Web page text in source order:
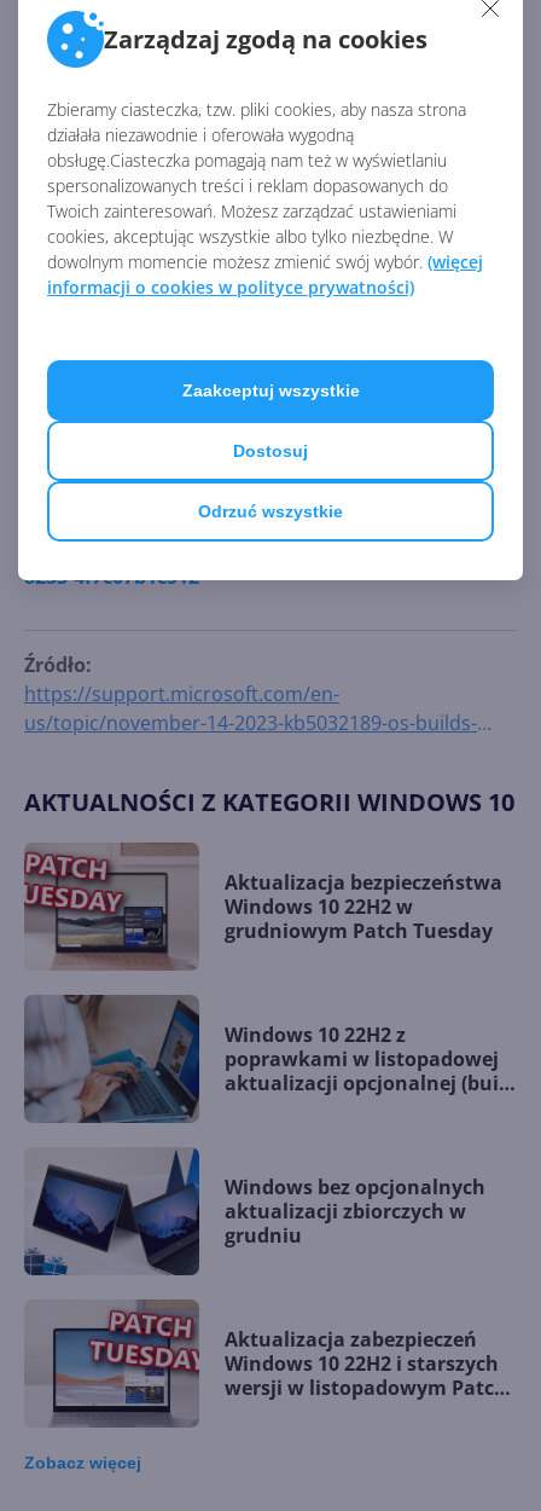
Zarządzaj zgodą na cookies
Zbieramy ciasteczka, tzw. pliki cookies, aby nasza strona
działała niezawodnie i oferowała wygodną
obsługę.Ciasteczka pomagają nam też w wyświetlaniu
spersonalizowanych treści i reklam dopasowanych do
Twoich zainteresowań. Możesz zarządzać ustawieniami
cookies, akceptując wszystkie albo tylko niezbędne. W
dowolnym momencie możesz zmienić swój wybór. (więcej
informacji o cookies w polityce prywatności)
Odrzuć wszystkie
Dostosuj
Zaakceptuj wszystkie
Aktualizacje dotarły także do starszych wersji
Windows 10
October 2018 Update (1809):KB5032196
Build 17763.5122)
Anniversary Update (1607):KB5032197(OS Build
14393.6452)
Windows 10 RTM (1507):KB5032199(OS Build
W następnym artykule możecie też sprawdzić
dzisiejszą listę zmian w Windows 11 23H2, 22H2 i
21H2.
Źródło:https://support.microsoft.com/en-
us/topic/november-14-2023-kb5032189-os-builds-
19044-3693-and-19045-3693-fe81e7e5-06bd-4e13-
8233-4f7c07b1c512
Źródło:
https://support.microsoft.com/en-
us/topic/november-14-2023-kb5032189-os-builds-
AKTUALNOŚCI Z KATEGORII WINDOWS 10
Aktualizacja bezpieczeństwa
Windows 10 22H2 w
grudniowym Patch Tuesday
Windows 10 22H2 z
poprawkami w listopadowej
aktualizacji opcjonalnej (build
Windows bez opcjonalnych
aktualizacji zbiorczych w
grudniu
Aktualizacja zabezpieczeń
Windows 10 22H2 i starszych
wersji w listopadowym Patch
Zobacz więcej